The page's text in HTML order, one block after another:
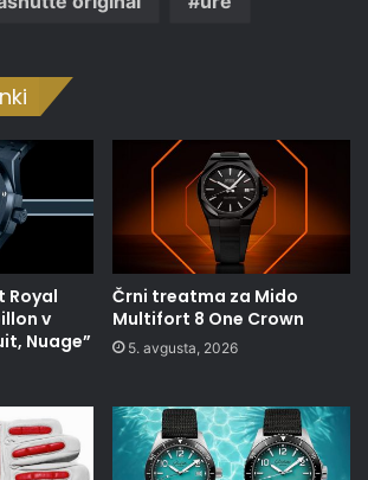
Royal
v
Nuage”
Črni treatma za Mido
Multifort 8 One Crown
5. avgusta, 2026